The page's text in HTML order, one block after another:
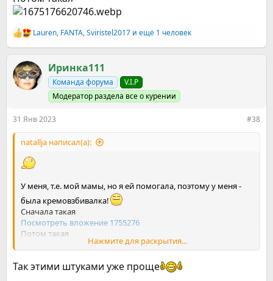
Р
е
к
ц
и
Lauren, FANTA,Sviristel2017 и ещё 1 человек
Иринка111
Команда форума
V.I.P
Модератор раздела все о курении
31 Янв 2023 #38
natallja написал(а):
У меня, т.е. мой мамы, но я ей помогала, поэтому у меня -
была кремовзбивалка!
Сначала такая
Посмотреть вложение 1755276
Потом такая
Посмотреть вложение 1755274
Нажмите для раскрытия...
Так этими штуками уже проще